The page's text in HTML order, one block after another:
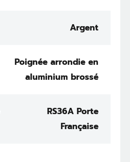
Argent
Poignée arrondie en
aluminium brossé
RS36A Porte
Française